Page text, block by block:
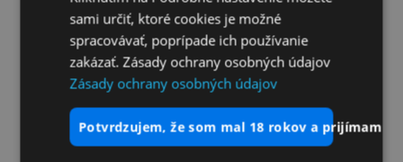
sami určiť, ktoré cookies je možné
spracovávať, poprípade ich používanie
zakázať. Zásady ochrany osobných údajov
Zásady ochrany osobných údajov
potvrdzujem, že som mal 18 rokov a prijímam